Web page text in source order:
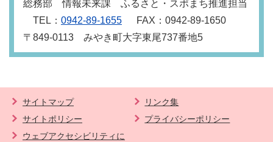
総務部 情報未来課 ふるさと・スポまち推進担当
TEL： 0942‐89‐1655 FAX：0942‐89‐1650
〒849‐0113 みやき町大字東尾737番地5
サイトマップ
リンク集
サイトポリシー
プライバシーポリシー
ウェブアクセシビリティに